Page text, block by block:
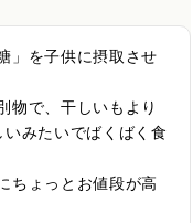
」を子供に摂取させ
物で、干しいもより
みたいでばくばく食
ちょっとお値段が高